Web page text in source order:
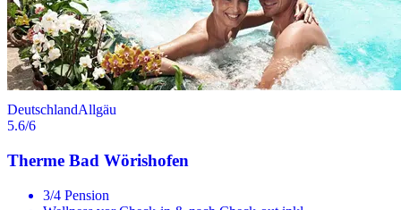
DeutschlandAllgäu
5.6/6
Therme Bad Wörishofen
3/4 Pension